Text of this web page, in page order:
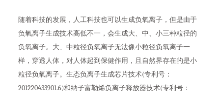
随着科技的发展，人工科技也可以生成负氧离子，但是由于
负氧离子生成技术高低不一，会生成大、中、小三种粒径的
负氧离子。大、中粒径负氧离子无法像小粒径负氧离子一
样，穿透人体，对人体起到保健作用，且自然界存在的是小
粒径负氧离子。生态负离子生成芯片技术(专利号：
201220433901.6)和纳子富勒烯负离子释放器技术(专利号：